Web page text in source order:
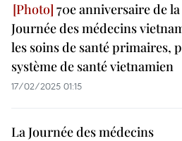
70e anniversaire de la
Journée des médecins
les soins de santé primaires,
système de santé vietnamien
17/02/2025 01:15
La Journée des médecins